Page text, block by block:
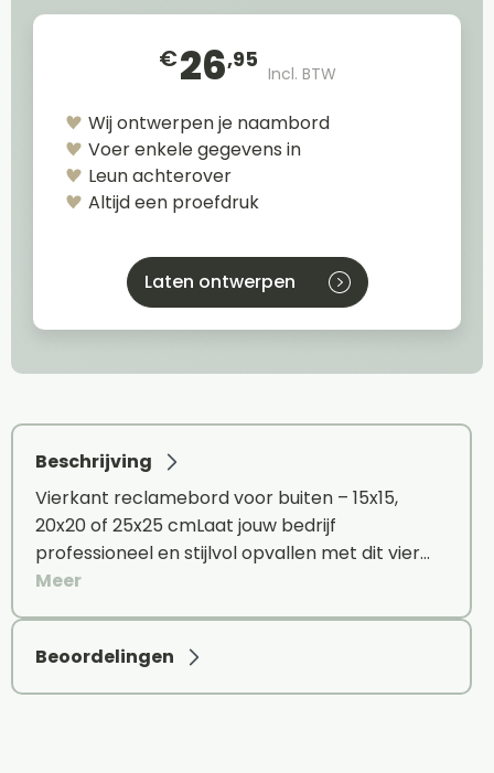
€26,95
Incl. BTW
Wij ontwerpen je naambord
Voer enkele gegevens in
Leun achterover
Altijd een proefdruk
Laten ontwerpen
Beschrijving
Vierkant reclamebord voor buiten – 15x15,
20x20 of 25x25 cmLaat jouw bedrijf
professioneel en stijlvol opvallen met dit vier…
Meer
Beoordelingen